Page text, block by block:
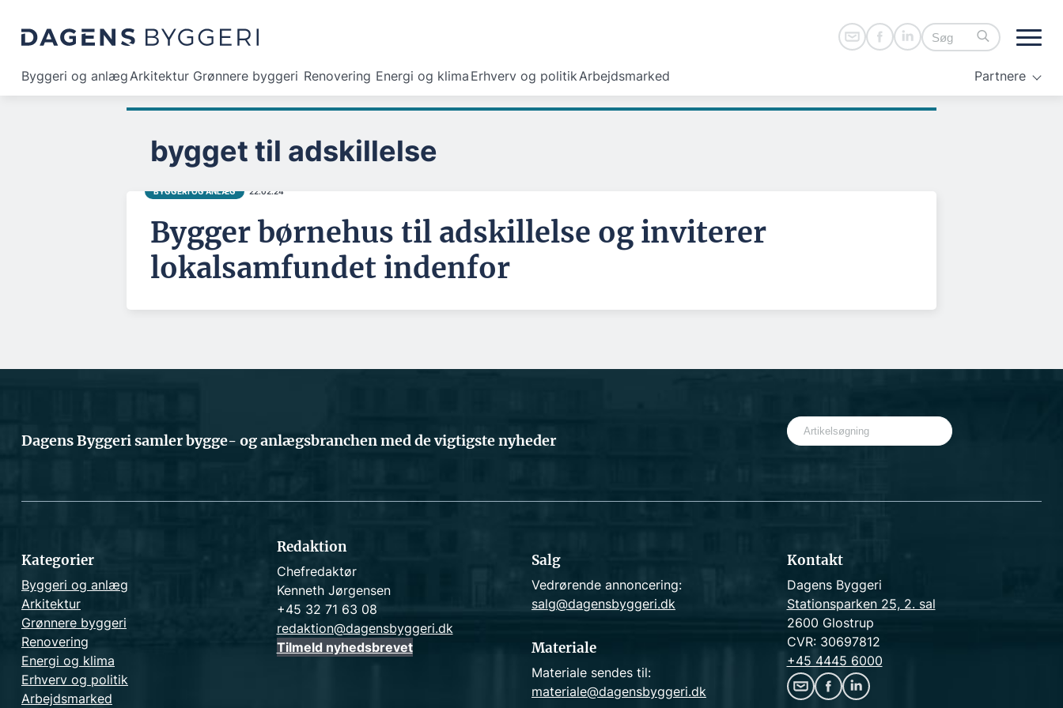
Byggeri og anlægArkitektur Grønnere byggeri Renovering Energi og klima Erhverv og politikArbejdsmarked Partnere
bygget til adskillelse
BYGGERI OG ANLÆG 22.02.24
Bygger børnehus til adskillelse og inviterer
lokalsamfundet indenfor
Dagens Byggeri samler bygge- og anlægsbranchen med de vigtigste nyheder
S
e
c
Kategorier
Byggeri og anlæg
Arkitektur
Grønnere byggeri
Renovering
Energi og klima
Erhverv og politik
Arbejdsmarked
Redaktion
Chefredaktør
Kenneth Jørgensen
+45 32 71 63 08
redaktion@dagensbyggeri.dk
Tilmeld nyhedsbrevet
Salg
Vedrørende annoncering:
salg@dagensbyggeri.dk
Materiale
Materiale sendes til:
materiale@dagensbyggeri.dk
Kontakt
Dagens Byggeri
Stationsparken 25, 2. sal
2600 Glostrup
CVR: 30697812
+45 4445 6000